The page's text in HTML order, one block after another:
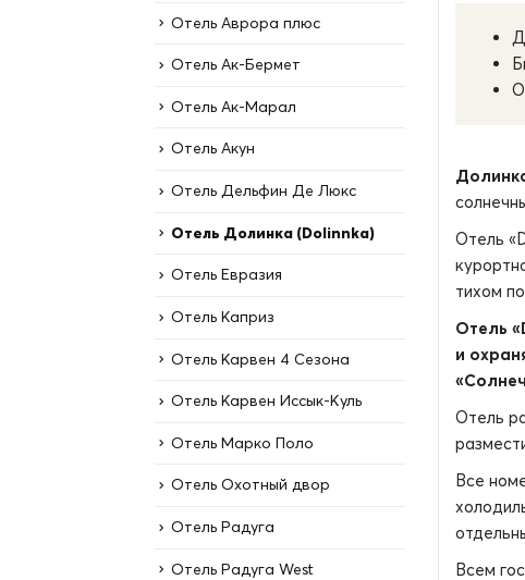
Отель
тихом
Отель
и
Отель
Все
Всем
Отель Аврора плюс
Отель Ак-Бермет
Отель Ак-Марал
Отель Акун
Отель Дельфин Де Люкс
Отель Долинка (Dolinnka)
Отель Евразия
Отель Каприз
Отель Карвен 4 Сезона
Отель Карвен Иссык-Куль
Отель Марко Поло
Отель Охотный двор
Отель Радуга
Отель Радуга West